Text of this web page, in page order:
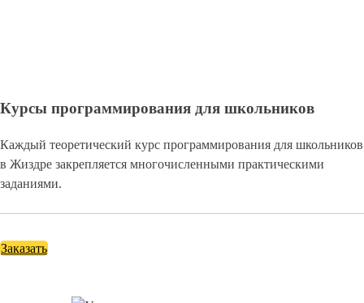
Курсы программирования для школьников
Каждый теоретический курс программирования для школьников
в Жиздре закрепляется многочисленными практическими
заданиями.
Заказать